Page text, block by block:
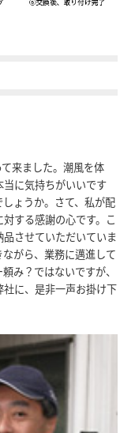
来ました。潮風を体
に気持ちがいいです
ょうか。さて、私が配
する感謝の心です。こ
させていただいていま
がら、業務に邁進して
み？ではないですが、
に、是非一声お掛け下